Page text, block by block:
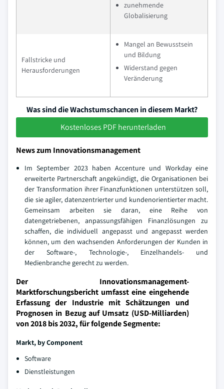
zunehmende
Globalisierung
Fallstricke und
Herausforderungen
Mangel an Bewusstsein
und Bildung
Widerstand gegen
Veränderung
Was sind die Wachstumschancen in diesem Markt?
Kostenloses PDF herunterladen
News zum Innovationsmanagement
Im September 2023 haben Accenture und Workday eine
erweiterte Partnerschaft angekündigt, die Organisationen bei
der Transformation ihrer Finanzfunktionen unterstützen soll,
die sie agiler, datenzentrierter und kundenorientierter macht.
Gemeinsam arbeiten sie daran, eine Reihe von
datengetriebenen, anpassungsfähigen Finanzlösungen zu
schaffen, die individuell angepasst und angepasst werden
können, um den wachsenden Anforderungen der Kunden in
der Software-, Technologie-, Einzelhandels- und
Medienbranche gerecht zu werden.
Der Innovationsmanagement-
Marktforschungsbericht umfasst eine eingehende
Erfassung der Industrie mit Schätzungen und
Prognosen in Bezug auf Umsatz (USD-Milliarden)
von 2018 bis 2032, für folgende Segmente:
Markt, by Component
Software
Dienstleistungen